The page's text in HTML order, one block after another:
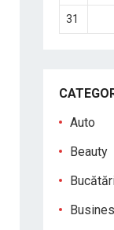
31
Auto
Beauty